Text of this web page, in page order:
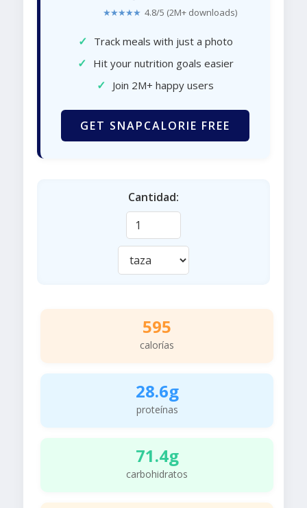
★★★★★ 4.8/5 (2M+ downloads)
✓ Track meals with just a photo
✓ Hit your nutrition goals easier
✓ Join 2M+ happy users
GET SNAPCALORIE FREE
Cantidad:
595
calorías
28.6g
proteínas
71.4g
carbohidratos